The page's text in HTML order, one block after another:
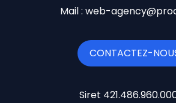
Mail : web-
CONTACTEZ-
Siret